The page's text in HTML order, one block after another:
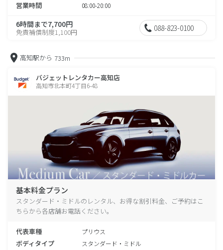
営業時間 08:00-20:00
6時間まで7,700円
免責補償制度1,100円 088-823-0100
高知駅から 733m
バジェットレンタカー高知店
高知市北本町4丁目6-48
基本料金プラン
スタンダード・ミドルのレンタル、お得な割引料金、ご予約はこ
ちらから各店舗お電話ください。
代表車種 プリウス
ボディタイプ スタンダード・ミドル